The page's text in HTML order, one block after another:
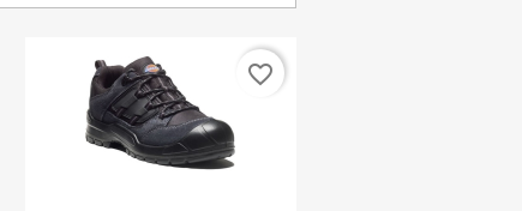
favorite_border